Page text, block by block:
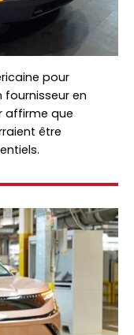
pour
fournisseur en
affirme que
être